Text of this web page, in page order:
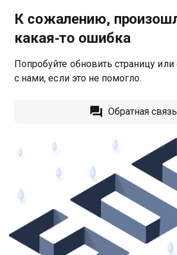
К сожалению,
какая‑то ошибка
Попробуйте обновить страницу или
с нами, если это не помогло.
Обратная связь